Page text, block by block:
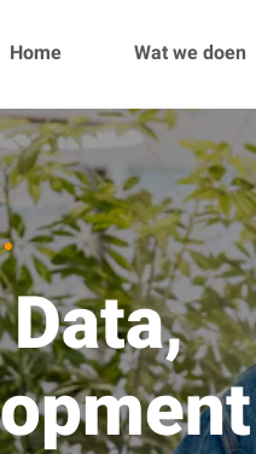
Home Wat we doen
Data
DevOps
Development
Quality
Kubescan
Projecten